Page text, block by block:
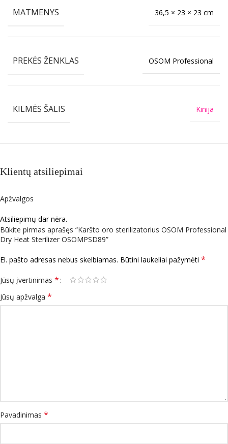
MATMENYS 36,5 × 23 × 23 cm
PREKĖS ŽENKLAS OSOM Professional
KILMĖS ŠALIS Kinija
Klientų atsiliepimai
Apžvalgos
Atsiliepimų dar nėra.
Būkite pirmas aprašęs “Karšto oro sterilizatorius OSOM Professional
Dry Heat Sterilizer OSOMPSD89”
El. pašto adresas nebus skelbiamas. Būtini laukeliai pažymėti *
Jūsų įvertinimas *
Jūsų apžvalga *
Pavadinimas *